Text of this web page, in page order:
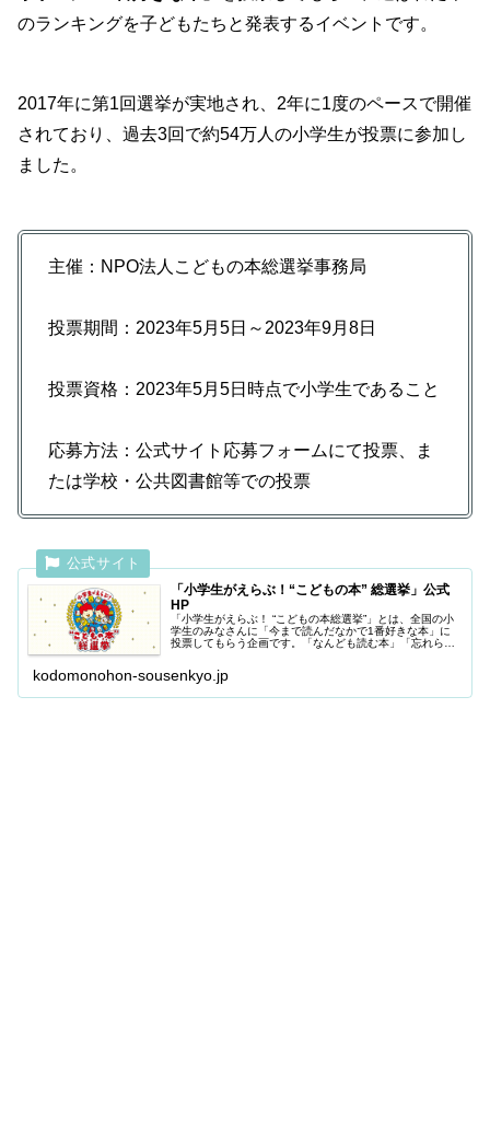
のランキングを子どもたちと発表するイベントです。
2017年に第1回選挙が実地され、2年に1度のペースで開催
されており、過去3回で約54万人の小学生が投票に参加し
ました。
主催：NPO法人こどもの本総選挙事務局
投票期間：2023年5月5日～2023年9月8日
投票資格：2023年5月5日時点で小学生であること
応募方法：公式サイト応募フォームにて投票、ま
たは学校・公共図書館等での投票
「小学生がえらぶ！“こどもの本” 総選挙」公式
HP
「小学生がえらぶ！ “こどもの本総選挙”」とは、全国の小
学生のみなさんに「今まで読んだなかで1番好きな本」に
投票してもらう企画です。「なんども読む本」「忘れられ
「最強の本」を教えてください！
kodomonohon-sousenkyo.jp